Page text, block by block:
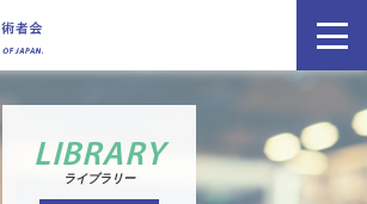
LIBRARY
ライブラリー